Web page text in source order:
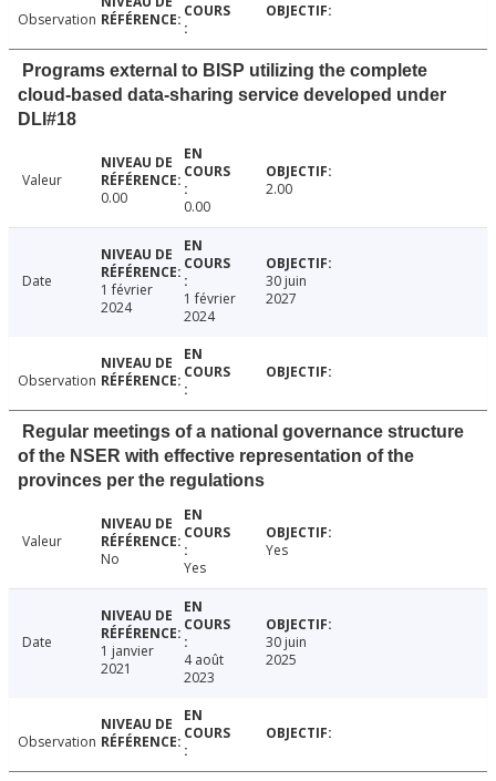
Observation
Programs external to BISP utilizing the complete
cloud-based data-sharing service developed under
DLI#18
Valeur
0.00
0.00
2.00
Date
1 février
2024
1 février
2024
30 juin
2027
Observation
Regular meetings of a national governance structure
of the NSER with effective representation of the
provinces per the regulations
Valeur
No
Yes
Yes
Date
1 janvier
2021
4 août
2023
30 juin
2025
Observation